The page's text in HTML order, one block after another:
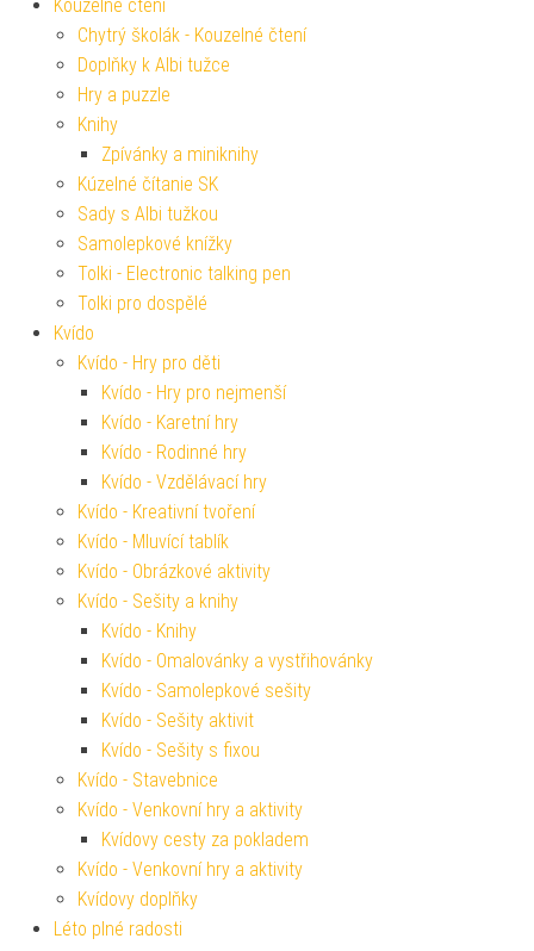
Kouzelné čtení
Chytrý školák - Kouzelné čtení
Doplňky k Albi tužce
Hry a puzzle
Knihy
Zpívánky a miniknihy
Kúzelné čítanie SK
Sady s Albi tužkou
Samolepkové knížky
Tolki - Electronic talking pen
Tolki pro dospělé
Kvído
Kvído - Hry pro děti
Kvído - Hry pro nejmenší
Kvído - Karetní hry
Kvído - Rodinné hry
Kvído - Vzdělávací hry
Kvído - Kreativní tvoření
Kvído - Mluvící tablík
Kvído - Obrázkové aktivity
Kvído - Sešity a knihy
Kvído - Knihy
Kvído - Omalovánky a vystřihovánky
Kvído - Samolepkové sešity
Kvído - Sešity aktivit
Kvído - Sešity s fixou
Kvído - Stavebnice
Kvído - Venkovní hry a aktivity
Kvídovy cesty za pokladem
Kvído - Venkovní hry a aktivity
Kvídovy doplňky
Léto plné radosti